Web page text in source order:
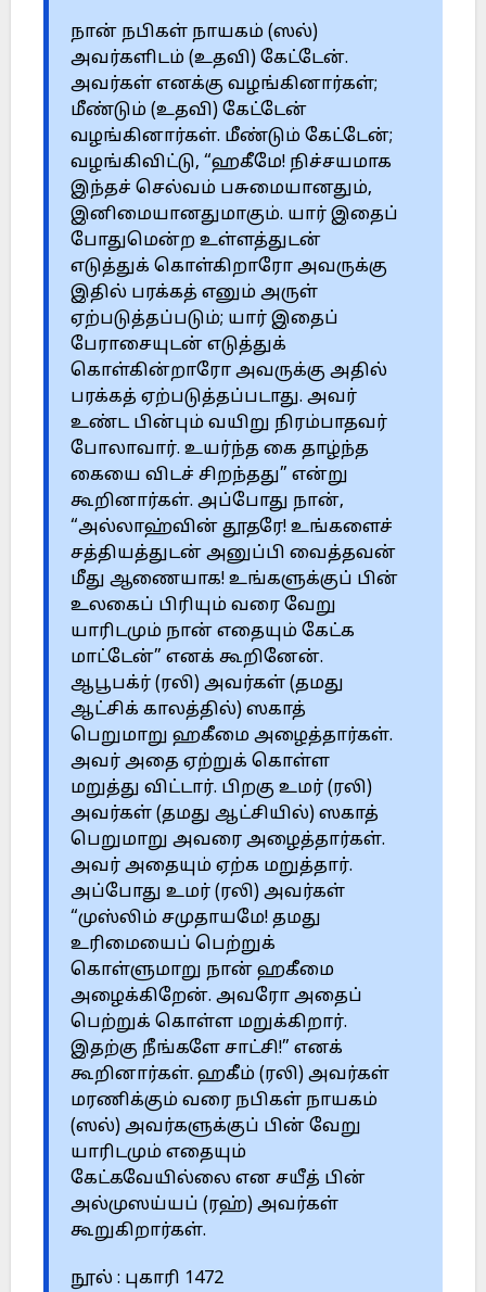
நான் நபிகள் நாயகம் (ஸல்)
அவர்களிடம் (உதவி) கேட்டேன்.
அவர்கள் எனக்கு வழங்கினார்கள்;
மீண்டும் (உதவி) கேட்டேன்
வழங்கினார்கள். மீண்டும் கேட்டேன்;
வழங்கிவிட்டு, “ஹகீமே! நிச்சயமாக
இந்தச் செல்வம் பசுமையானதும்,
இனிமையானதுமாகும். யார் இதைப்
போதுமென்ற உள்ளத்துடன்
எடுத்துக் கொள்கிறாரோ அவருக்கு
இதில் பரக்கத் எனும் அருள்
ஏற்படுத்தப்படும்; யார் இதைப்
பேராசையுடன் எடுத்துக்
கொள்கின்றாரோ அவருக்கு அதில்
பரக்கத் ஏற்படுத்தப்படாது. அவர்
உண்ட பின்பும் வயிறு நிரம்பாதவர்
போலாவார். உயர்ந்த கை தாழ்ந்த
கையை விடச் சிறந்தது” என்று
கூறினார்கள். அப்போது நான்,
“அல்லாஹ்வின் தூதரே! உங்களைச்
சத்தியத்துடன் அனுப்பி வைத்தவன்
மீது ஆணையாக! உங்களுக்குப் பின்
உலகைப் பிரியும் வரை வேறு
யாரிடமும் நான் எதையும் கேட்க
மாட்டேன்” எனக் கூறினேன்.
ஆபூபக்ர் (ரலி) அவர்கள் (தமது
ஆட்சிக் காலத்தில்) ஸகாத்
பெறுமாறு ஹகீமை அழைத்தார்கள்.
அவர் அதை ஏற்றுக் கொள்ள
மறுத்து விட்டார். பிறகு உமர் (ரலி)
அவர்கள் (தமது ஆட்சியில்) ஸகாத்
பெறுமாறு அவரை அழைத்தார்கள்.
அவர் அதையும் ஏற்க மறுத்தார்.
அப்போது உமர் (ரலி) அவர்கள்
“முஸ்லிம் சமுதாயமே! தமது
உரிமையைப் பெற்றுக்
கொள்ளுமாறு நான் ஹகீமை
அழைக்கிறேன். அவரோ அதைப்
பெற்றுக் கொள்ள மறுக்கிறார்.
இதற்கு நீங்களே சாட்சி!” எனக்
கூறினார்கள். ஹகீம் (ரலி) அவர்கள்
மரணிக்கும் வரை நபிகள் நாயகம்
(ஸல்) அவர்களுக்குப் பின் வேறு
யாரிடமும் எதையும்
கேட்கவேயில்லை என சயீத் பின்
அல்முஸய்யப் (ரஹ்) அவர்கள்
கூறுகிறார்கள்.
நூல் : புகாரி 1472